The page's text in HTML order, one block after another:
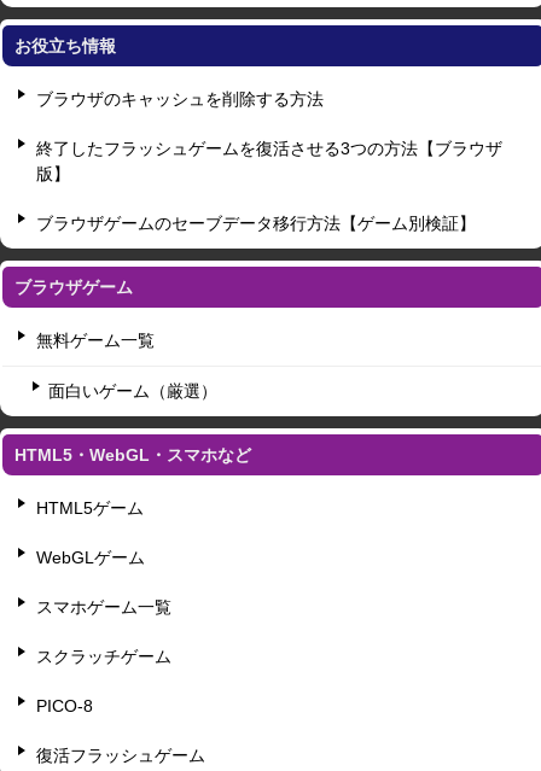
お役立ち情報
ブラウザのキャッシュを削除する方法
終了したフラッシュゲームを復活させる3つの方法【ブラウザ
版】
ブラウザゲームのセーブデータ移行方法【ゲーム別検証】
ブラウザゲーム
無料ゲーム一覧
面白いゲーム（厳選）
HTML5・WebGL・スマホなど
HTML5ゲーム
WebGLゲーム
スマホゲーム一覧
スクラッチゲーム
PICO-8
復活フラッシュゲーム